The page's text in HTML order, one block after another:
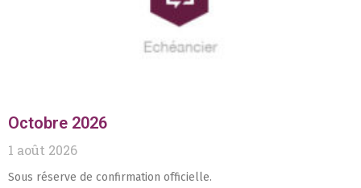
Octobre 2026
1 août 2026
Sous réserve de confirmation officielle.